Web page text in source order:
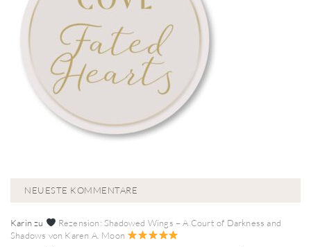
NEUESTE KOMMENTARE
Karinzu
Rezension: Shadowed Wings – A Court of Darkness and
Shadows von Karen A. Moon